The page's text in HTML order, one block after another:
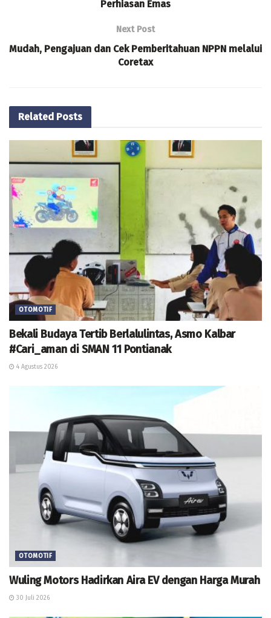
Perhiasan Emas
Next Post
Mudah, Pengajuan dan Cek Pemberitahuan NPPN melalui
Coretax
Related Posts
OTOMOTIF
Bekali Budaya Tertib Berlalulintas, Asmo Kalbar
#Cari_aman di SMAN 11 Pontianak
4 Agustus 2026
OTOMOTIF
Wuling Motors Hadirkan Aira EV dengan Harga Murah
30 Juli 2026